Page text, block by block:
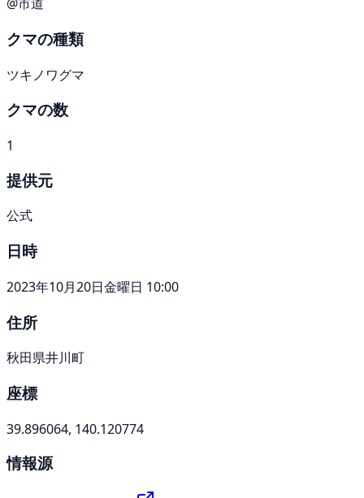
クマの種類
ツキノワグマ
クマの数
1
提供元
公式
日時
2023年10月20日金曜日 10:00
住所
秋田県井川町
座標
39.896064, 140.120774
情報源